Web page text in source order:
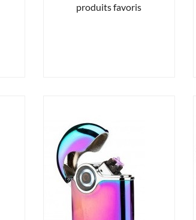
produits favoris